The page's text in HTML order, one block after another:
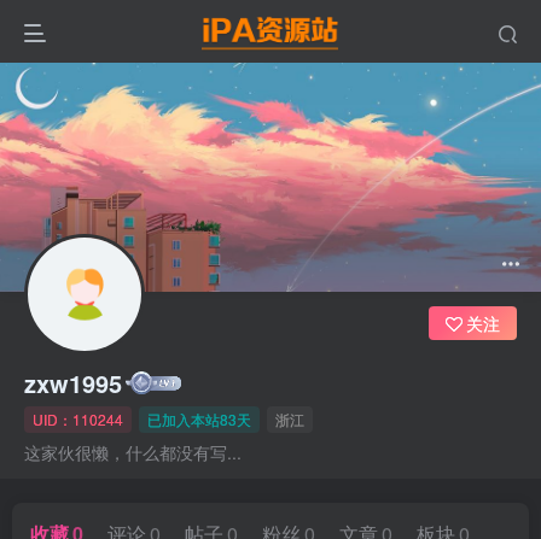
zxw1995
UID：110244 已加入本站83天 浙江
这家伙很懒，什么都没有写...
关注
收藏0 评论 0 帖子 0 粉丝 0 文章 0 板块 0